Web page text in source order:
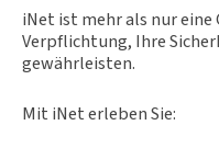
iNet ist mehr als nur
Verpflichtung, Ihre
gewährleisten.
Mit iNet erleben Sie: